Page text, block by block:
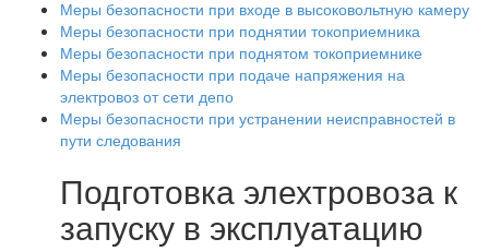
Меры безопасности при входе в высоковольтную камеру
Меры безопасности при поднятии токоприемника
Меры безопасности при поднятом токоприемнике
Меры безопасности при подаче напряжения на
электровоз от сети депо
Меры безопасности при устранении неисправностей в
пути следования
Подготовка элехтровоза к
запуску в эксплуатацию